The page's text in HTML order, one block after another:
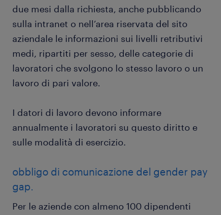
due mesi dalla richiesta, anche pubblicando
sulla intranet o nell’area riservata del sito
aziendale le informazioni sui livelli retributivi
medi, ripartiti per sesso, delle categorie di
lavoratori che svolgono lo stesso lavoro o un
lavoro di pari valore.
I datori di lavoro devono informare
annualmente i lavoratori su questo diritto e
sulle modalità di esercizio.
obbligo di comunicazione del gender pay
gap.
Per le aziende con almeno 100 dipendenti